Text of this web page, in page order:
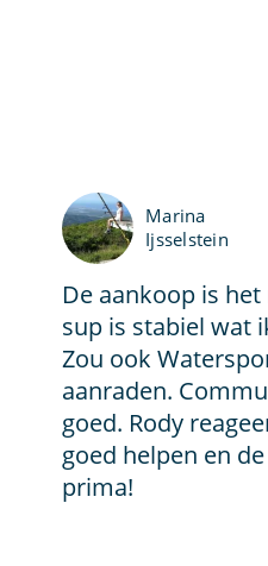
Marina
Ijsselstein
De aankoop is
sup is stabiel wat
Zou ook
aanraden.
goed. Rody
goed helpen en
prima!